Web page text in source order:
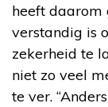
heeft daarom
verstandig is
zekerheid te
niet zo veel
te ver.